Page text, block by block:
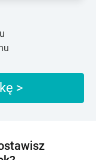
>